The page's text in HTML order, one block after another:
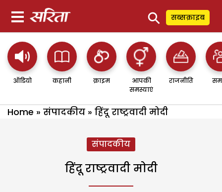
⚲ सब्सक्राइब
ऑडियो कहानी क्राइम
आपकी
समस्याएं
राजनीति
Home » संपादकीय » हिंदू राष्ट्रवादी मोदी
संपादकीय
हिंदू राष्ट्रवादी मोदी